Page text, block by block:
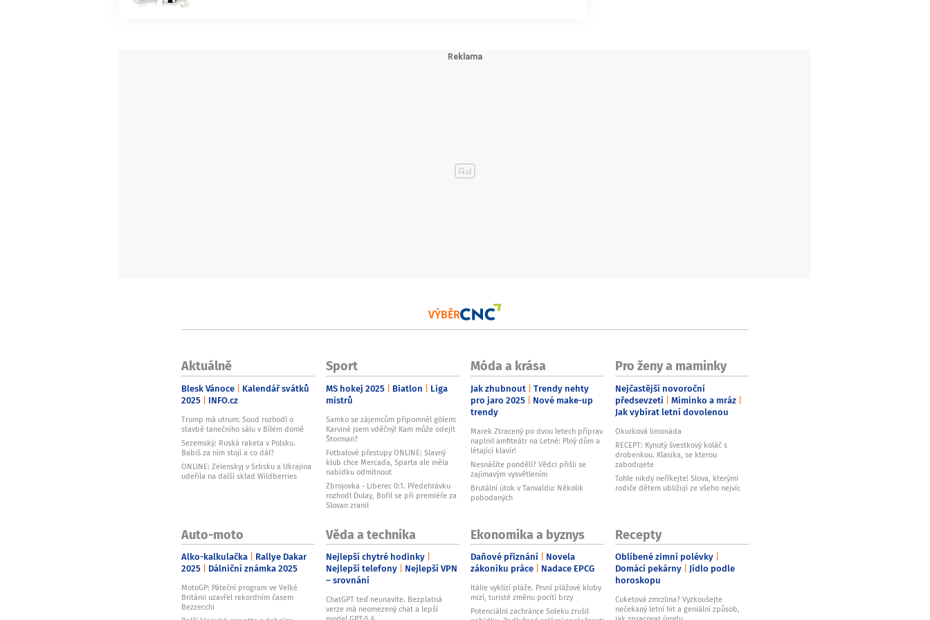
VÝBĚR
Aktuálně
Blesk Vánoce Kalendář svátků
2025 INFO.cz
Trump má utrum: Soud rozhodl o
stavbě tanečního sálu v Bílém domě
Sezemský: Ruská raketa v Polsku.
Babiš za ním stojí a co dál?
ONLINE: Zelenskyj v Srbsku a Ukrajina
udeřila na další sklad Wildberries
Sport
MS hokej 2025 Biatlon
Liga
mistrů
Samko se zájemcům připomněl gólem:
Karviné jsem vděčný! Kam může odejít
Štorman?
Fotbalové přestupy ONLINE: Slavný
klub chce Mercada, Sparta ale měla
nabídku odmítnout
Zbrojovka - Liberec 0:1. Předehrávku
rozhodl Dulay, Bořil se při premiéře za
Slovan zranil
Móda a krása
Jak zhubnout Trendy nehty
pro jaro 2025 Nové make-up
trendy
Marek Ztracený po dvou letech příprav
naplnil amfiteátr na Letné: Plný dům a
létající klavír!
Nesnášíte pondělí? Vědci přišli se
zajímavým vysvětlením
Brutální útok v Tanvaldu: Několik
pobodaných
Pro ženy a maminky
Nejčastější novoroční
předsevzetí Miminko a mráz
Jak vybírat letní dovolenou
Okurková limonáda
RECEPT: Kynutý švestkový koláč s
drobenkou. Klasika, se kterou
zabodujete
Tohle nikdy neříkejte! Slova, kterými
rodiče dětem ubližují ze všeho nejvíc
Auto-moto
Alko-kalkulačka Rallye Dakar
2025 Dálniční známka 2025
MotoGP: Páteční program ve Velké
Británii uzavřel rekordním časem
Bezzecchi
Věda a technika
Nejlepší chytré hodinky
Nejlepší telefony Nejlepší VPN
– srovnání
ChatGPT teď neunavíte. Bezplatná
verze má neomezený chat a lepší
Ekonomika a byznys
Daňové přiznání Novela
zákoníku práce Nadace EPCG
Itálie vyklízí pláže. První plážové kluby
mizí, turisté změnu pocítí brzy
Potenciální zachránce Soleku zrušil
Recepty
Oblíbené zimní polévky
Domácí pekárny Jídlo podle
horoskopu
Cuketová zmrzlina? Vyzkoušejte
nečekaný letní hit a geniální způsob,